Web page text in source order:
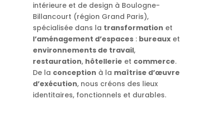
intérieure et de design à Boulogne-
Billancourt (région Grand Paris),
spécialisée dans la transformation et
l’aménagement d’espaces : bureaux et
environnements de travail,
restauration, hôtellerie et commerce.
De la conception à la maîtrise d’œuvre
d’exécution, nous créons des lieux
identitaires, fonctionnels et durables.